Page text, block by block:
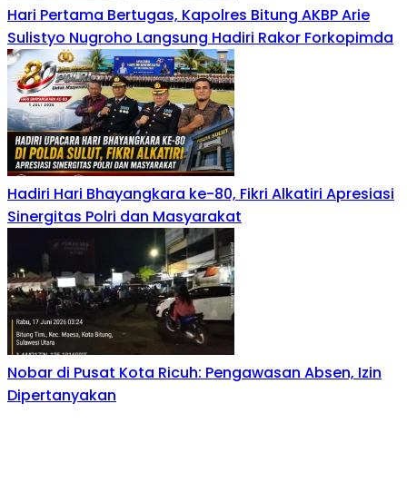
Hari Pertama Bertugas, Kapolres Bitung AKBP Arie
Sulistyo Nugroho Langsung Hadiri Rakor Forkopimda
Hadiri Hari Bhayangkara ke-80, Fikri Alkatiri Apresiasi
Sinergitas Polri dan Masyarakat
Nobar di Pusat Kota Ricuh: Pengawasan Absen, Izin
Dipertanyakan